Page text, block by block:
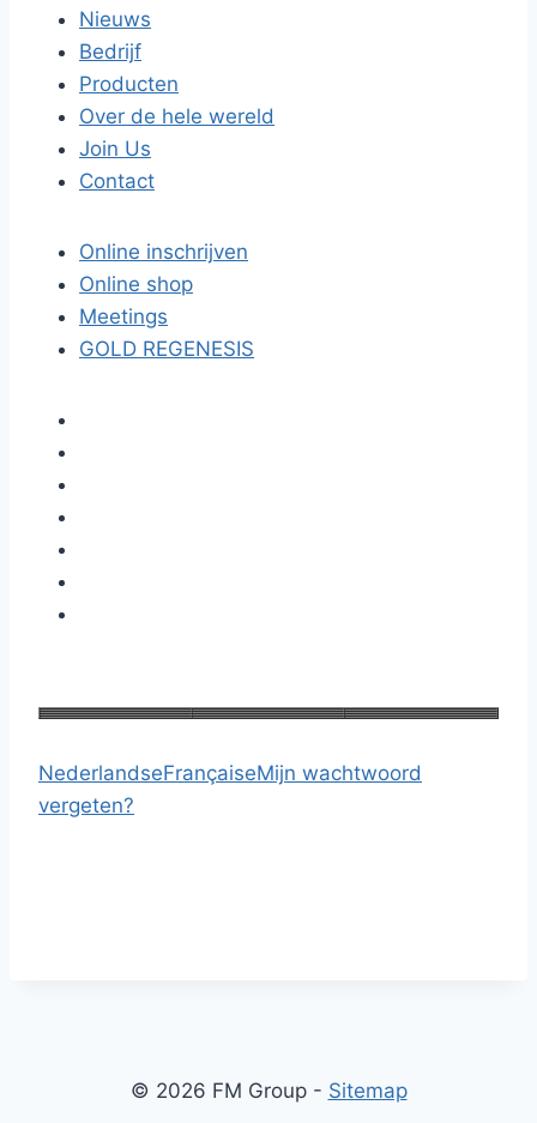
Nieuws
Bedrijf
Producten
Over de hele wereld
Join Us
Contact
Online inschrijven
Online shop
Meetings
GOLD REGENESIS
NederlandseFrançaiseMijn wachtwoord
vergeten?
© 2026 FM Group - Sitemap